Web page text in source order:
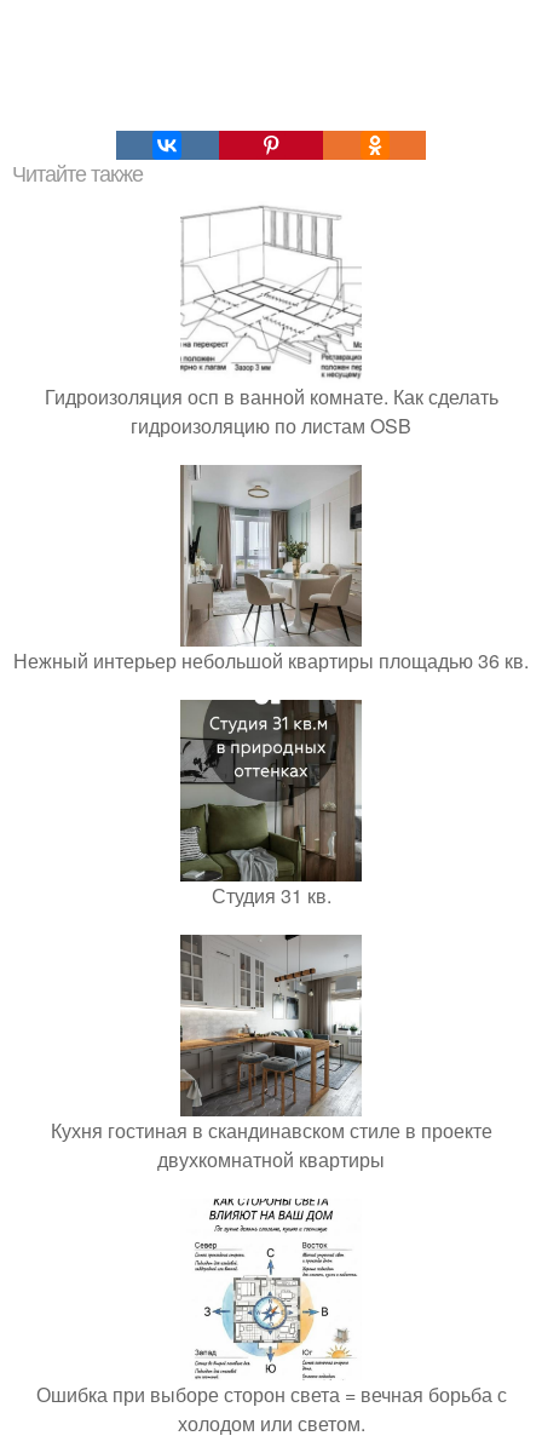
Читайте также
Гидроизоляция осп в ванной комнате. Как сделать
гидроизоляцию по листам OSB
Нежный интерьер небольшой квартиры площадью 36 кв.
Студия 31 кв.
Кухня гостиная в скандинавском стиле в проекте
двухкомнатной квартиры
Ошибка при выборе сторон света = вечная борьба с
холодом или светом.